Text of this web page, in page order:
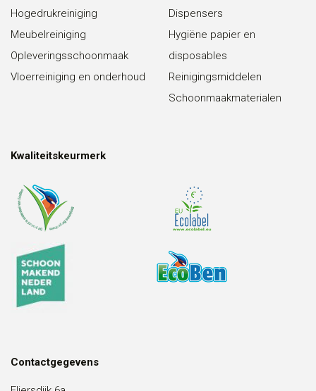
Hogedrukreiniging
Meubelreiniging
Opleveringsschoonmaak
Vloerreiniging en onderhoud
Dispensers
Hygiëne papier en
disposables
Reinigingsmiddelen
Schoonmaakmaterialen
Kwaliteitskeurmerk
Contactgegevens